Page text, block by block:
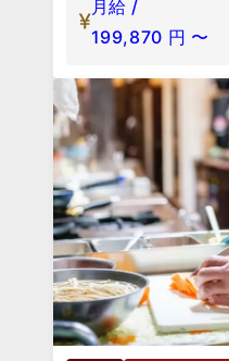
月給 /
199,870 円 〜